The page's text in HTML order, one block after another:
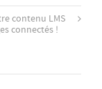
contenu LMS
connectés !